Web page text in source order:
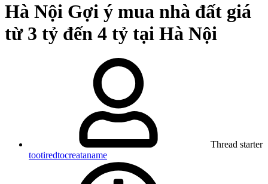
Hà Nội Gợi ý mua nhà đất giá
từ 3 tỷ đến 4 tỷ tại Hà Nội
Thread starter
tootiredtocreataname